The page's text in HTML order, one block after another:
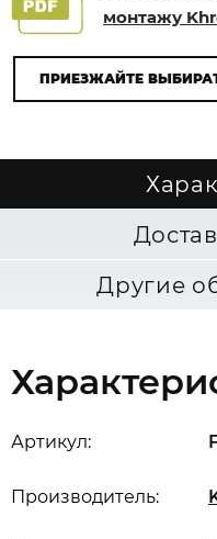
монтажу
ПРИЕЗЖАЙТЕ
Другие
Артикул:
Производитель: